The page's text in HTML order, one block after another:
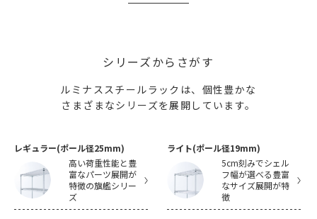
シリーズからさがす
ルミナススチールラックは、個性豊かな
さまざまなシリーズを展開しています。
レギュラー(ポール径25mm)
高い荷重性能と豊
富なパーツ展開が
特徴の旗艦シリー
ズ
ライト(ポール径19mm)
5cm刻みでシェル
フ幅が選べる豊富
なサイズ展開が特
徴